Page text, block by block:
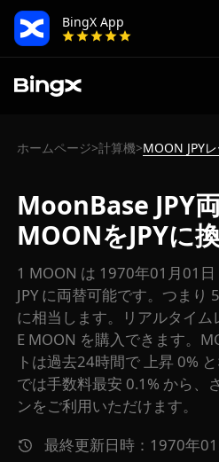
BingX App
ホームページ>計算機>MOON JPYレ
MoonBase JPY
MOONをJPYに
1 MOON は 1970年01月01日
JPY に両替可能です。つまり
に相当します。リアルタイム
E MOON を購入できます。
トは過去24時間で 上昇 0%
では手数料最安 0.1% から、
ンをご利用いただけます。
最終更新日時：1970年